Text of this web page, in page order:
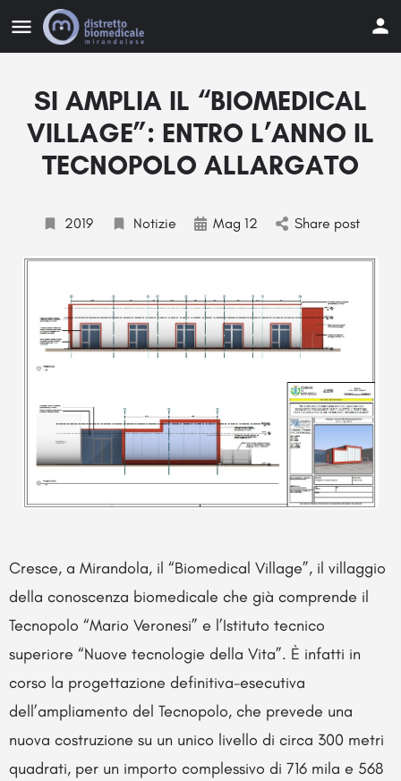
SI AMPLIA IL “BIOMEDICAL
VILLAGE”: ENTRO L’ANNO IL
TECNOPOLO ALLARGATO
2019 Notizie Mag 12 Share post
Cresce, a Mirandola, il “Biomedical Village”, il villaggio
della conoscenza biomedicale che già comprende il
Tecnopolo “Mario Veronesi” e l’Istituto tecnico
superiore “Nuove tecnologie della Vita”. È infatti in
corso la progettazione definitiva-esecutiva
dell’ampliamento del Tecnopolo, che prevede una
nuova costruzione su un unico livello di circa 300 metri
quadrati, per un importo complessivo di 716 mila e 568